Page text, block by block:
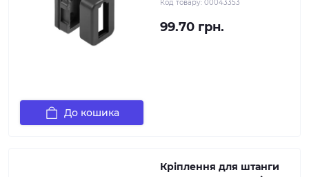
Код товару: 00043353
99.70 грн.
До кошика
Кріплення для штанги